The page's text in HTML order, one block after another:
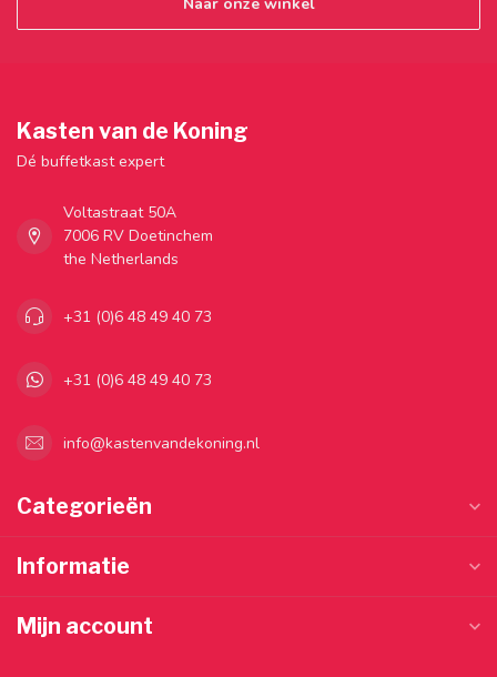
Kasten van de Koning
Dé buffetkast expert
Voltastraat 50A
7006 RV Doetinchem
the Netherlands
+31 (0)6 48 49 40 73
+31 (0)6 48 49 40 73
info@kastenvandekoning.nl
Categorieën
Informatie
Mijn account